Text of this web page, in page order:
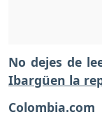
No dejes de
Ibargüen la
Colombia.com